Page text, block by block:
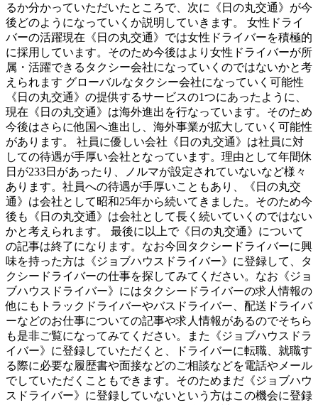
るか分かっていただいたところで、次に《日の丸交通》が今
後どのようになっていくか説明していきます。 女性ドライ
バーの活躍現在《日の丸交通》では女性ドライバーを積極的
に採用しています。そのため今後はより女性ドライバーが所
属・活躍できるタクシー会社になっていくのではないかと考
えられます グローバルなタクシー会社になっていく可能性
《日の丸交通》の提供するサービスの1つにあったように、
現在《日の丸交通》は海外進出を行なっています。そのため
今後はさらに他国へ進出し、海外事業が拡大していく可能性
があります。 社員に優しい会社《日の丸交通》は社員に対
しての待遇が手厚い会社となっています。理由として年間休
日が233日があったり、ノルマが設定されていないなど様々
あります。社員への待遇が手厚いこともあり、《日の丸交
通》は会社として昭和25年から続いてきました。そのため今
後も《日の丸交通》は会社として長く続いていくのではない
かと考えられます。 最後に以上で《日の丸交通》について
の記事は終了になります。なお今回タクシードライバーに興
味を持った方は《ジョブハウスドライバー》に登録して、タ
クシードライバーの仕事を探してみてください。なお《ジョ
ブハウスドライバー》にはタクシードライバーの求人情報の
他にもトラックドライバーやバスドライバー、配送ドライバ
ーなどのお仕事についての記事や求人情報があるのでそちら
も是非ご覧になってみてください。また《ジョブハウスドラ
イバー》に登録していただくと、ドライバーに転職、就職す
る際に必要な履歴書や面接などのご相談などを電話やメール
でしていただくこともできます。そのためまだ《ジョブハウ
スドライバー》に登録していないという方はこの機会に登録